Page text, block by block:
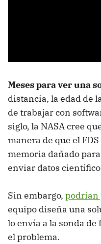
Meses para ver una
distancia, la edad de
de trabajar con
siglo, la NASA cree
manera de que el
memoria dañado
enviar datos
Sin embargo, podrían
equipo diseña una
lo envía a la sonda
el problema.